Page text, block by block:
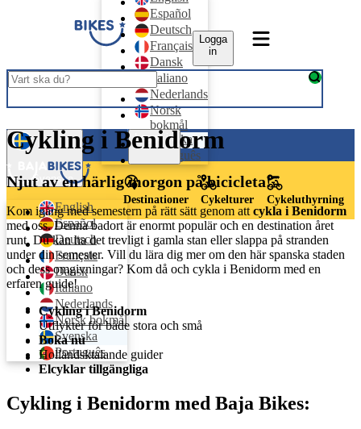
Español
Deutsch
Français
Dansk
Italiano
Nederlands
Norsk
bokmål
Svenska
Português
Logga
in
Svenska
English
Español
Deutsch
Français
Dansk
Italiano
Nederlands
Norsk bokmål
Svenska
Português
Logga in
Destinationer Cykelturer Cykeluthyrning
Cykling i Benidorm
Njut av en härlig morgon på bicicleta!
Kom igång med semestern på rätt sätt genom att cykla i Benidorm
med oss. Denna badort är enormt populär och en destination året
runt. Du kan ha det trevligt i gamla stan eller slappa på stranden
under din semester. Vill du lära dig mer om den här spanska staden
och dess omgivningar? Kom då och cykla i Benidorm med en
erfaren guide!
Cykling i Benidorm
Utflykter för både stora och små
Boka nu
Holländsktalande guider
Elcyklar tillgängliga
Cykling i Benidorm med Baja Bikes: